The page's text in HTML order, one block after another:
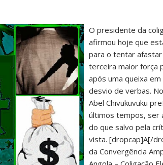
O presidente da
afirmou hoje que
para o tentar afastar
terceira maior força
após uma queixa
desvio de verbas.
Abel Chivukuvuku
últimos tempos, ser
do que salvo pela
vista. [dropcap]A[/
da Convergência